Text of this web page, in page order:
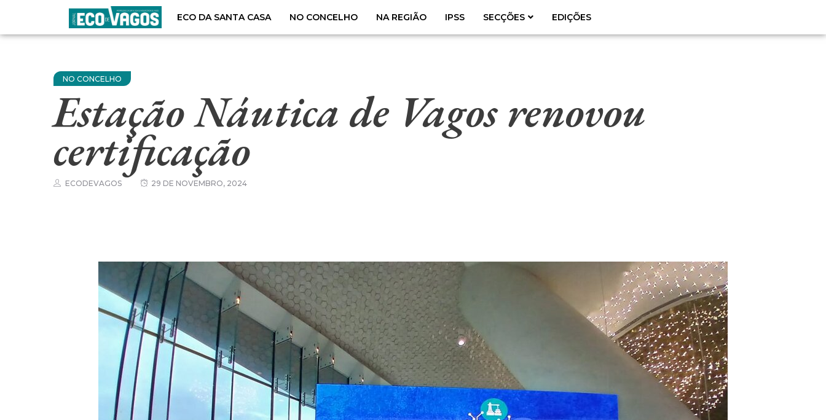
ECO DA SANTA CASA NO CONCELHO NA REGIÃO IPSS SECÇÕES EDIÇÕES
NO CONCELHO
Estação Náutica de Vagos renovou
certificação
ECODEVAGOS 29 DE NOVEMBRO, 2024